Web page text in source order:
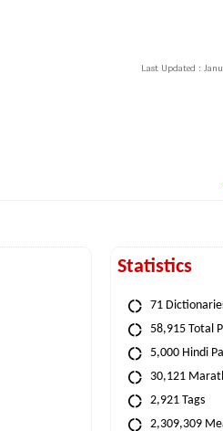
Last Updated :
Statistics
71
58,915 Total
5,000 Hindi
30,121
2,921 Tags
2,309,309